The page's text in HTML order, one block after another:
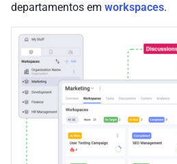
departamentos em workspaces.